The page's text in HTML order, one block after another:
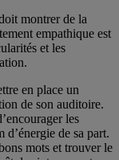
montrer de la
empathique est
et les
en place un
de son auditoire.
les
d’énergie de sa part.
mots et trouver le